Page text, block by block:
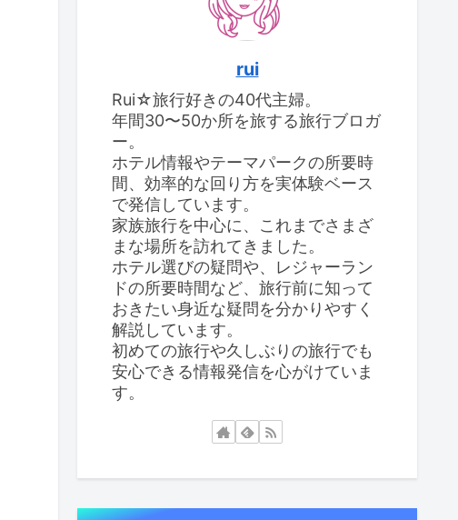
rui
Rui☆旅行好きの40代主婦。
年間30〜50か所を旅する旅行ブロガ
ー。
ホテル情報やテーマパークの所要時
間、効率的な回り方を実体験ベース
で発信しています。
家族旅行を中心に、これまでさまざ
まな場所を訪れてきました。
ホテル選びの疑問や、レジャーラン
ドの所要時間など、旅行前に知って
おきたい身近な疑問を分かりやすく
解説しています。
初めての旅行や久しぶりの旅行でも
安心できる情報発信を心がけていま
す。